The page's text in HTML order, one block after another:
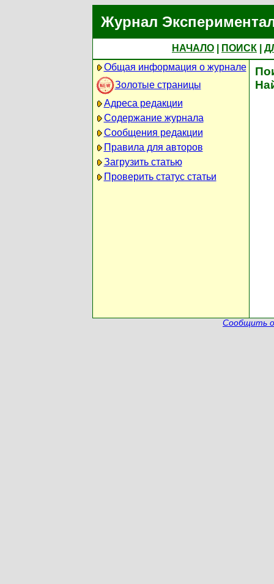
Журнал
НАЧАЛО ПОИСК
Общая информация о журнале
Золотые страницы
Адреса редакции
Содержание журнала
Сообщения редакции
Правила для авторов
Загрузить статью
Проверить статус статьи
Сообщить о